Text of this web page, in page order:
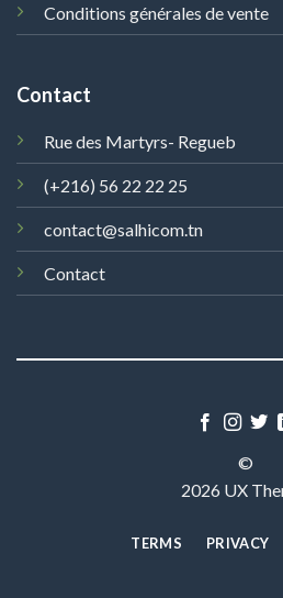
Conditions générales de vente
Contact
Rue des Martyrs- Regueb
(+216) 56 22 22 25
contact@salhicom.tn
Contact
©
2026 UX
TERMS PRIVACY